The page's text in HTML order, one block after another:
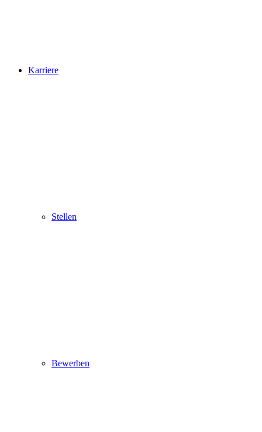
Karriere
Stellen
Bewerben